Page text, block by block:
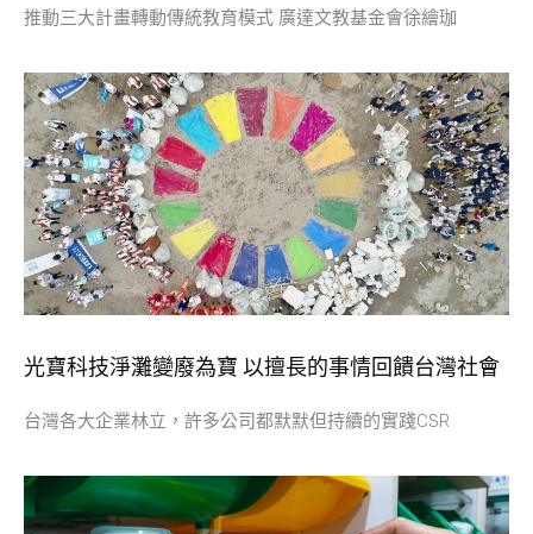
推動三大計畫轉動傳統教育模式 廣達文教基金會徐繪珈
光寶科技淨灘變廢為寶 以擅長的事情回饋台灣社會
台灣各大企業林立，許多公司都默默但持續的實踐CSR